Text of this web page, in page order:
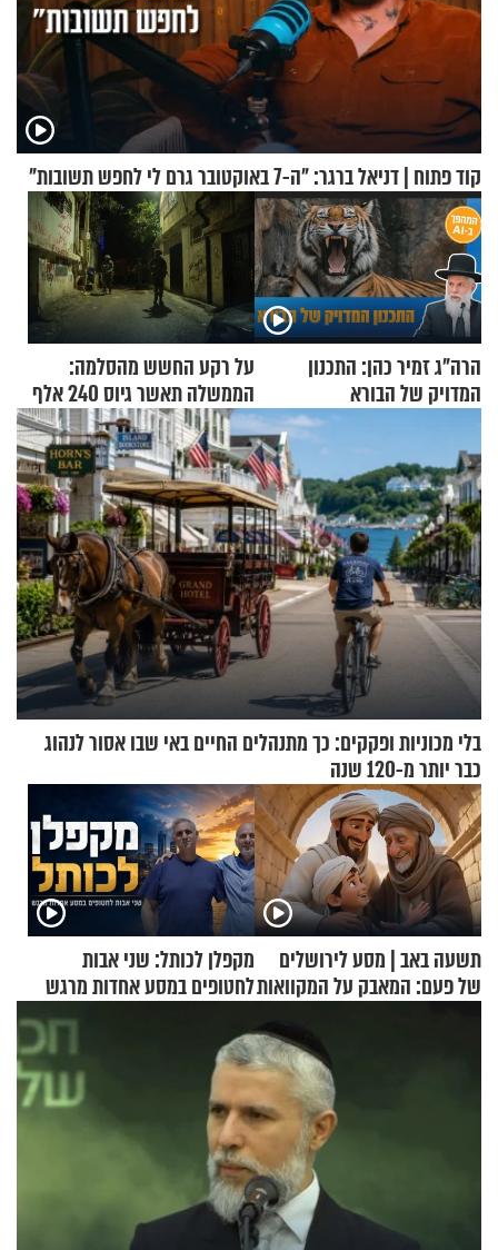
קוד פתוח | דניאל ברגר: "ה-7 באוקטובר גרם לי לחפש תשובות"
הרה"ג זמיר כהן: התכנון
המדויק של הבורא
על רקע החשש מהסלמה:
הממשלה תאשר גיוס 240 אלף
אנשי מילואים
בלי מכוניות ופקקים: כך מתנהלים החיים באי שבו אסור לנהוג
כבר יותר מ-120 שנה
תשעה באב | מסע לירושלים
של פעם: המאבק על המקוואות
מקפלן לכותל: שני אבות
לחטופים במסע אחדות מרגש